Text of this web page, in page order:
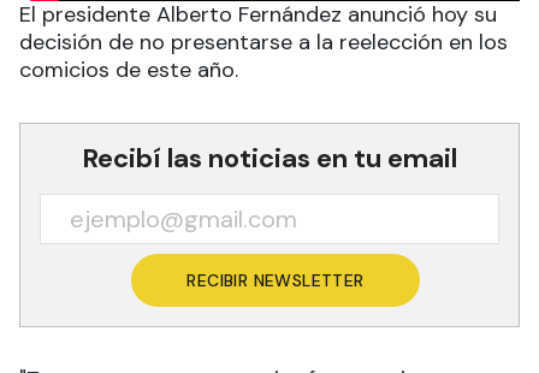
El presidente Alberto Fernández anunció hoy su
decisión de no presentarse a la reelección en los
comicios de este año.
Recibí las noticias en tu email
RECIBIR NEWSLETTER